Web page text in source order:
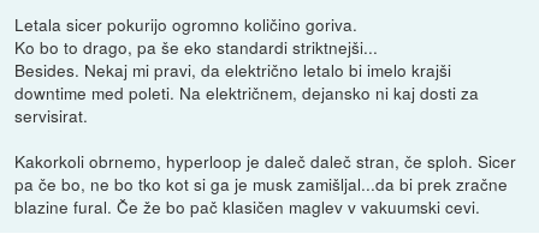
Letala sicer pokurijo ogromno količino goriva.
Ko bo to drago, pa še eko standardi striktnejši...
Besides. Nekaj mi pravi, da električno letalo bi imelo krajši
downtime med poleti. Na električnem, dejansko ni kaj dosti za
servisirat.
Kakorkoli obrnemo, hyperloop je daleč daleč stran, če sploh. Sicer
pa če bo, ne bo tko kot si ga je musk zamišljal...da bi prek zračne
blazine fural. Če že bo pač klasičen maglev v vakuumski cevi.